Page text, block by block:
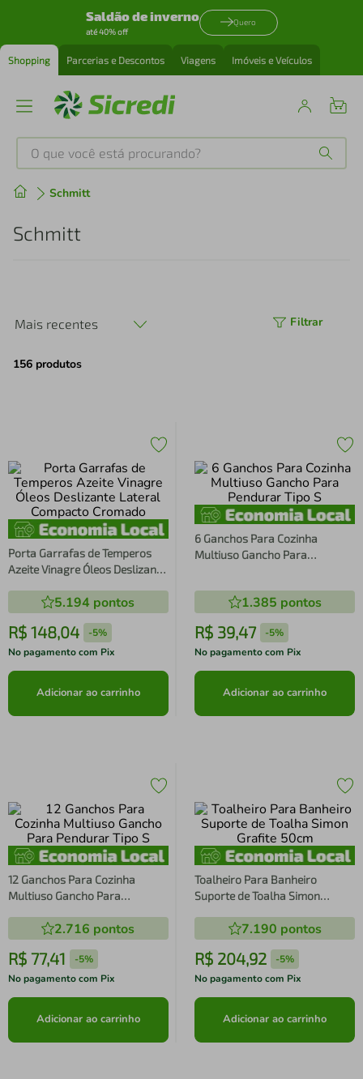
Saldão de inverno
até 40% off
Quero
Shopping Parcerias e Descontos Viagens Imóveis e Veículos
O que você está procurando?
Schmitt
Schmitt
Mais recentes Filtrar
156 produtos
Porta Garrafas de Temperos
Azeite Vinagre Óleos Deslizante
5.194 pontos
R$ 148,04 -5%
No pagamento com Pix
Adicionar ao carrinho
6 Ganchos Para Cozinha
Multiuso Gancho Para
1.385 pontos
R$ 39,47 -5%
No pagamento com Pix
Adicionar ao carrinho
12 Ganchos Para Cozinha
Multiuso Gancho Para
2.716 pontos
R$ 77,41 -5%
No pagamento com Pix
Adicionar ao carrinho
Toalheiro Para Banheiro
Suporte de Toalha Simon
7.190 pontos
R$ 204,92 -5%
No pagamento com Pix
Adicionar ao carrinho
Produtos mais buscados
tenis
perfume
4º air fryer